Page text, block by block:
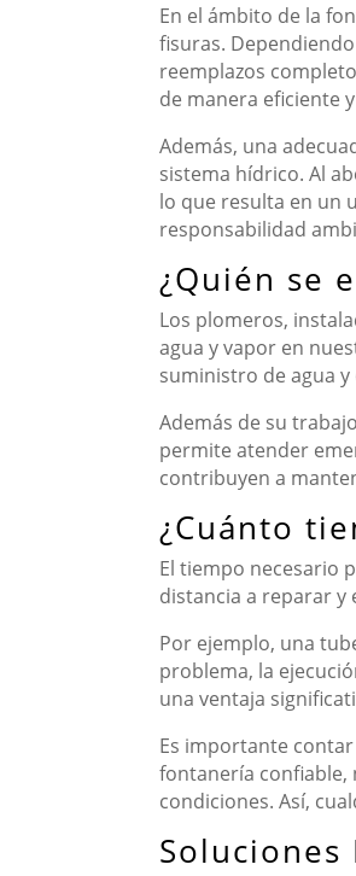
En el ámbito de la
fisuras.
reemplazos
de manera eficiente
Además, una
sistema hídrico. Al
lo que resulta en un
responsabilidad
¿Quién se
Los plomeros,
agua y vapor en
suministro de agua
Además de su
permite atender
contribuyen a
¿Cuánto
El tiempo necesario
distancia a reparar y
Por ejemplo, una
problema, la
una ventaja
Es importante
fontanería confiable,
condiciones. Así,